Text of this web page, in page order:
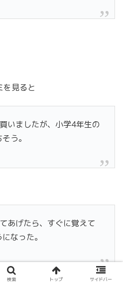
を見ると
いましたが、小学4年生の
う。
あげたら、すぐに覚えて
なった。
検索 トップ サイドバー